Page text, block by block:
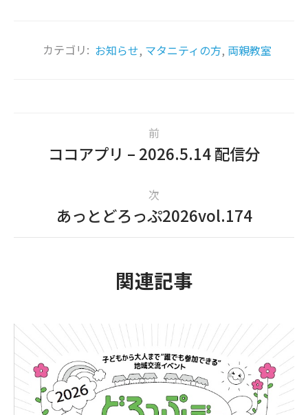
カテゴリ: お知らせ, マタニティの方, 両親教室
前
ココアプリ – 2026.5.14 配信分
次
あっとどろっぷ2026vol.174
関連記事